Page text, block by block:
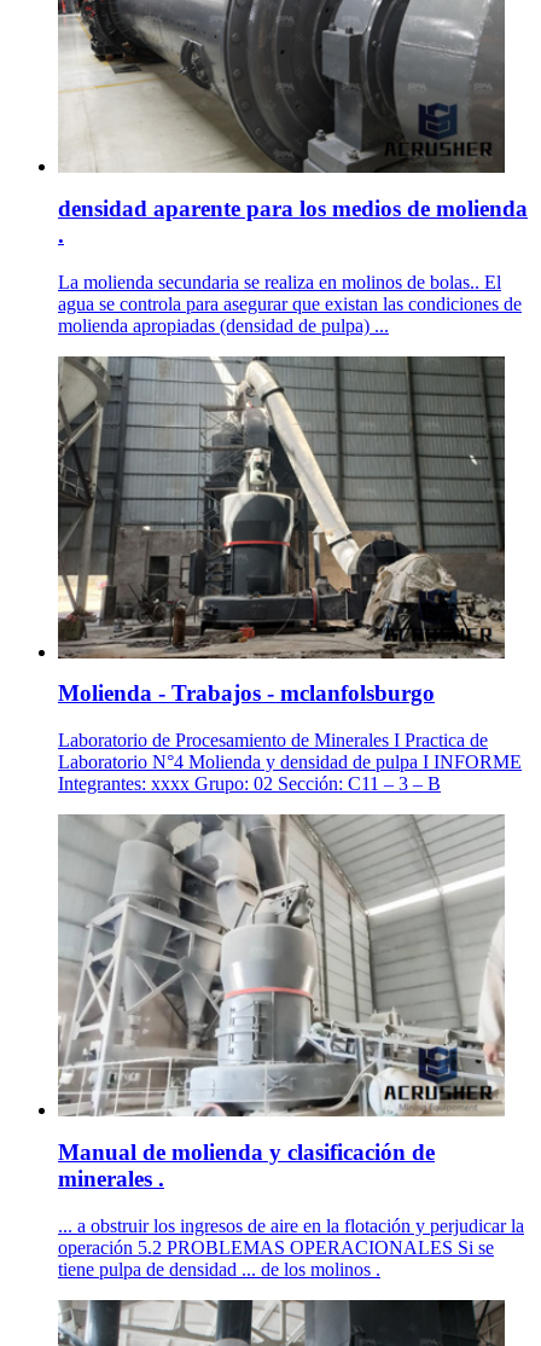
densidad aparente para los medios de molienda
.
La molienda secundaria se realiza en molinos de bolas.. El
agua se controla para asegurar que existan las condiciones de
molienda apropiadas (densidad de pulpa) ...
Molienda - Trabajos - mclanfolsburgo
Laboratorio de Procesamiento de Minerales I Practica de
Laboratorio N°4 Molienda y densidad de pulpa I INFORME
Integrantes: xxxx Grupo: 02 Sección: C11 – 3 – B
Manual de molienda y clasificación de
minerales .
... a obstruir los ingresos de aire en la flotación y perjudicar la
operación 5.2 PROBLEMAS OPERACIONALES Si se
tiene pulpa de densidad ... de los molinos .